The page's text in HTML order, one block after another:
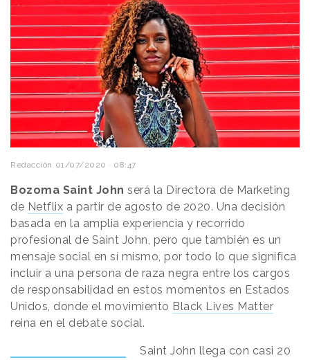
Redacción 01/07/2020 · 08:47
Bozoma Saint John será la Directora de Marketing
de Netflix a partir de agosto de 2020. Una decisión
basada en la amplia experiencia y recorrido
profesional de Saint John, pero que también es un
mensaje social en sí mismo, por todo lo que significa
incluir a una persona de raza negra entre los cargos
de responsabilidad en estos momentos en Estados
Unidos, donde el movimiento Black Lives Matter
reina en el debate social.
Saint John llega con casi 20